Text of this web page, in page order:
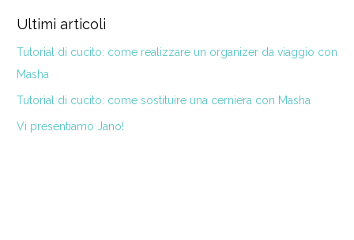
Ultimi articoli
Tutorial di cucito: come realizzare un organizer da viaggio con
Masha
Tutorial di cucito: come sostituire una cerniera con Masha
Vi presentiamo Jano!